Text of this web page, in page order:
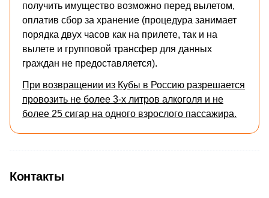
получить имущество возможно перед вылетом,
оплатив сбор за хранение (процедура занимает
порядка двух часов как на прилете, так и на
вылете и групповой трансфер для данных
граждан не предоставляется).
При возвращении из Кубы в Россию разрешается
провозить не более 3-х литров алкоголя и не
более 25 сигар на одного взрослого пассажира.
Контакты